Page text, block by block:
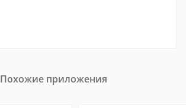
Похожие приложения